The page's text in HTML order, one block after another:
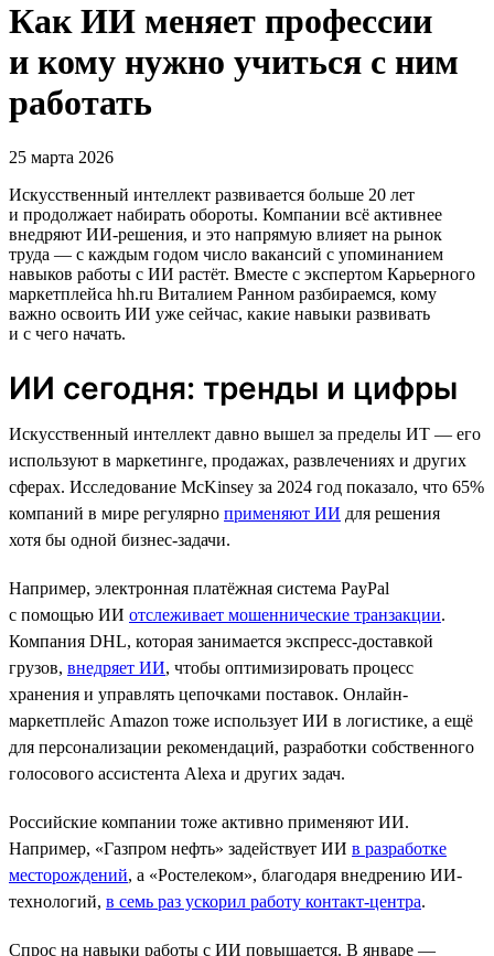
Как ИИ меняет профессии
и кому нужно учиться с ним
работать
25 марта 2026
Искусственный интеллект развивается больше 20 лет
и продолжает набирать обороты. Компании всё активнее
внедряют ИИ‑решения, и это напрямую влияет на рынок
труда — с каждым годом число вакансий с упоминанием
навыков работы с ИИ растёт. Вместе с экспертом Карьерного
маркетплейса hh.ru Виталием Ранном разбираемся, кому
важно освоить ИИ уже сейчас, какие навыки развивать
и с чего начать.
ИИ сегодня: тренды и цифры
Искусственный интеллект давно вышел за пределы ИТ — его
используют в маркетинге, продажах, развлечениях и других
сферах. Исследование McKinsey за 2024 год показало, что 65%
компаний в мире регулярно применяют ИИ для решения
хотя бы одной бизнес-задачи.
Например, электронная платёжная система PayPal
с помощью ИИ отслеживает мошеннические транзакции.
Компания DHL, которая занимается экспресс-доставкой
грузов, внедряет ИИ, чтобы оптимизировать процесс
хранения и управлять цепочками поставок. Онлайн-
маркетплейс Amazon тоже использует ИИ в логистике, а ещё
для персонализации рекомендаций, разработки собственного
голосового ассистента Alexa и других задач.
Российские компании тоже активно применяют ИИ.
Например, «Газпром нефть» задействует ИИ в разработке
месторождений, а «Ростелеком», благодаря внедрению ИИ-
технологий, в семь раз ускорил работу контакт-центра.
Спрос на навыки работы с ИИ повышается. В январе —